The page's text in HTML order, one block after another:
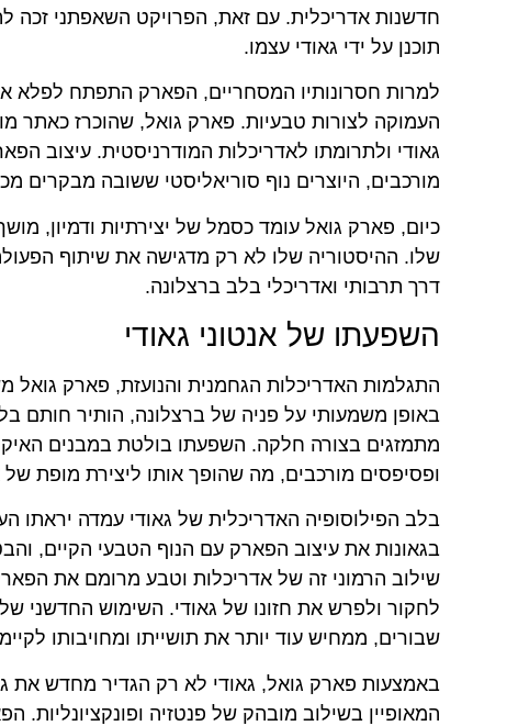
חדשנות אדריכלית. עם זאת, הפרויקט השאפתני
תוכנן על ידי גאודי עצמו.
למרות חסרונותיו המסחריים, הפארק התפתח לפלא
גאודי ולתרומתו לאדריכלות המודרניסטית. עיצוב
מורכבים, היוצרים נוף סוריאליסטי ששובה מבקרים
כיום, פארק גואל עומד כסמל של יצירתיות ודמיון,
שלו. ההיסטוריה שלו לא רק מדגישה את שיתוף
דרך תרבותי ואדריכלי בלב ברצלונה.
השפעתו של אנטוני גאודי
התגלמות האדריכלות הגחמנית והנועזת, פארק גואל
באופן משמעותי על פניה של ברצלונה, הותיר חותם
מתמזגים בצורה חלקה. השפעתו בולטת במבנים
ופסיפסים מורכבים, מה שהופך אותו ליצירת מופת של
בלב הפילוסופיה האדריכלית של גאודי עמדה
בגאונות את עיצוב הפארק עם הנוף הטבעי הקיים,
שילוב הרמוני זה של אדריכלות וטבע מרומם את
לחקור ולפרש את חזונו של גאודי. השימוש החדשני
שבורים, ממחיש עוד יותר את תושייתו ומחויבותו
באמצעות פארק גואל, גאודי לא רק הגדיר מחדש את
המאופיין בשילוב מובהק של פנטזיה